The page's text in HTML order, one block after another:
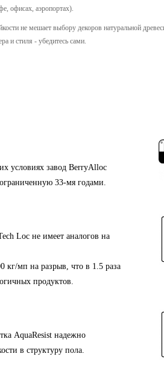
офисах, аэропортах).
не мешает выбору декоров натуральной
и стиля - убедитесь сами.
условиях завод BerryAlloc
33-мя годами.
Loc не имеет аналогов на
кг/мп на разрыв, что в 1.5 раза
продуктов.
AquaResist надежно
в структуру пола.